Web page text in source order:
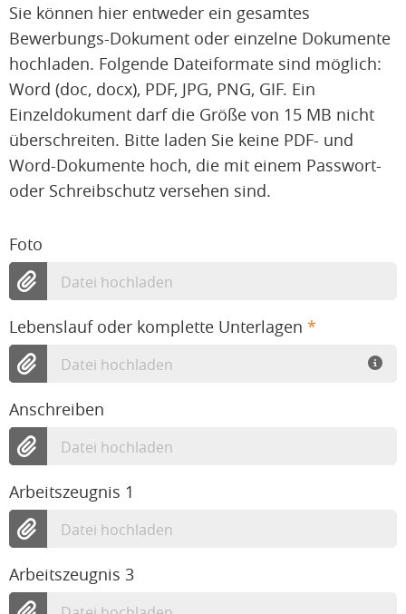
Sie können hier entweder ein gesamtes
Bewerbungs-Dokument oder einzelne Dokumente
hochladen. Folgende Dateiformate sind möglich:
Word (doc, docx), PDF, JPG, PNG, GIF. Ein
Einzeldokument darf die Größe von 15 MB nicht
überschreiten. Bitte laden Sie keine PDF- und
Word-Dokumente hoch, die mit einem Passwort-
oder Schreibschutz versehen sind.
Foto
Datei hochladen
Lebenslauf oder komplette Unterlagen *
Datei hochladen
Anschreiben
Datei hochladen
Arbeitszeugnis 1
Datei hochladen
Arbeitszeugnis 3